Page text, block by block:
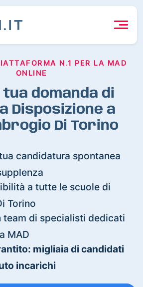
N.1 PER LA MAD
ONLINE
tua domanda di
Disposizione a
Di Torino
candidatura spontanea
a tutte le scuole di
Torino
team di specialisti dedicati
MAD
migliaia di candidati
incarichi